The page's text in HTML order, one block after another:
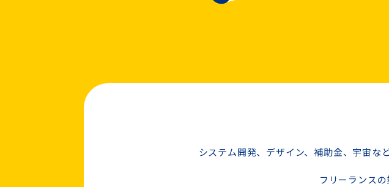
システム開発、デザイン、補助金、宇宙な
フリーランスの